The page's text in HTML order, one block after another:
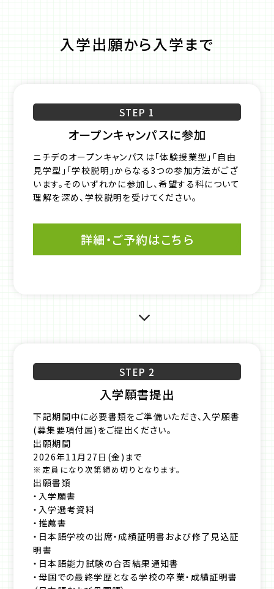
入学出願から入学まで
STEP 1
オープンキャンパスに参加
ニチデのオープンキャンパスは「体験授業型」「自由
見学型」「学校説明」からなる3つの参加方法がござ
います。そのいずれかに参加し、希望する科について
理解を深め、学校説明を受けてください。
詳細・ご予約はこちら
STEP 2
入学願書提出
下記期間中に必要書類をご準備いただき、入学願書
(募集要項付属)をご提出ください。
出願期間
2026年11月27日(金)まで
※定員になり次第締め切りとなります。
出願書類
・入学願書
・入学選考資料
・推薦書
・日本語学校の出席・成績証明書および修了見込証
明書
・日本語能力試験の合否結果通知書
・母国での最終学歴となる学校の卒業・成績証明書